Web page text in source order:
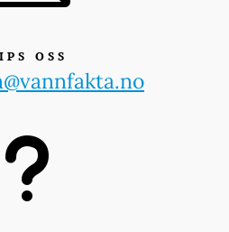
OSS
u